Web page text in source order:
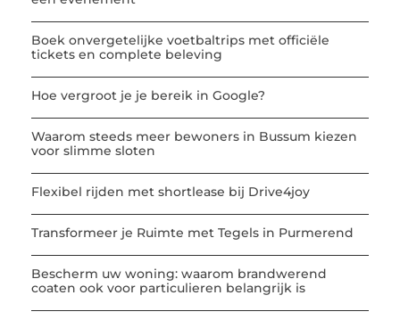
Boek onvergetelijke voetbaltrips met officiële
tickets en complete beleving
Hoe vergroot je je bereik in Google?
Waarom steeds meer bewoners in Bussum kiezen
voor slimme sloten
Flexibel rijden met shortlease bij Drive4joy
Transformeer je Ruimte met Tegels in Purmerend
Bescherm uw woning: waarom brandwerend
coaten ook voor particulieren belangrijk is